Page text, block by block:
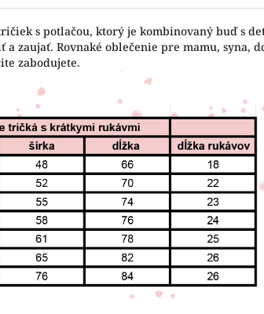
s potlačou, ktorý je kombinovaný buď s
a zaujať. Rovnaké oblečenie pre mamu,
zabodujete.